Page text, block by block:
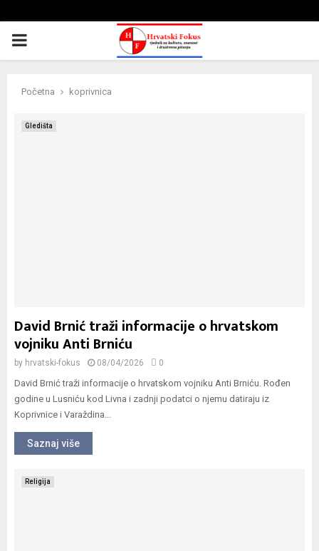
PRIMARY
Početna koprivnica
Gledišta
David Brnić traži informacije o hrvatskom
vojniku Anti Brniću
by hrvatski-fokus 08/04/2026 0
David Brnić traži informacije o hrvatskom vojniku Anti Brniću. Rođen
godine u Lusniću kod Livna i zadnji podatci o njemu datiraju iz
Koprivnice i Varaždina...
Saznaj više
Religija